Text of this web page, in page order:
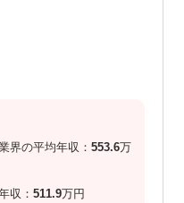
界の平均年収：553.6万
収：511.9万円